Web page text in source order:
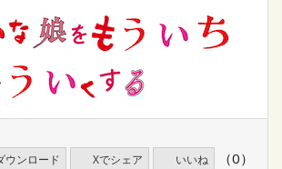
ウンロード Xでシェア いいね （0）